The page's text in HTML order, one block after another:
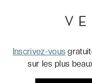
Inscrivez-vous
sur les plus